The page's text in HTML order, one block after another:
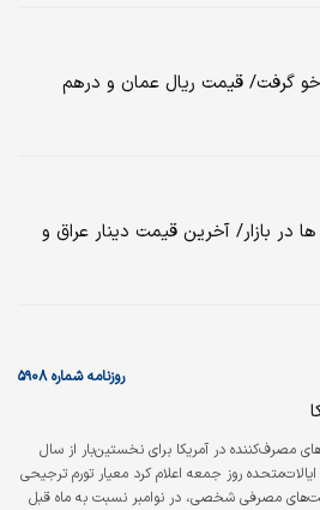
خو گرفت/ قیمت ریال عمان و درهم
بازار/ آخرین قیمت دینار عراق و
روزنامه شماره ۵۹۰۸
در آمریکا برای نخستین‌بار از سال
ایالات‌متحده روز جمعه اعلام کرد معیار تورم ترجیحی
مصرفی شخصی، در نوامبر نسبت به ماه قبل